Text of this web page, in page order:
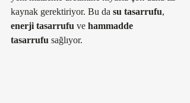
kaynak gerektiriyor. Bu da su tasarrufu,
enerji tasarrufu ve hammadde
tasarrufu sağlıyor.